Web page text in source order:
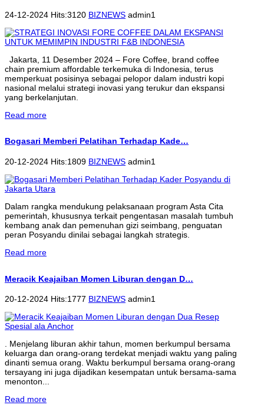
24-12-2024 Hits:3120 BIZNEWS admin1
Jakarta, 11 Desember 2024 – Fore Coffee, brand coffee
chain premium affordable terkemuka di Indonesia, terus
memperkuat posisinya sebagai pelopor dalam industri kopi
nasional melalui strategi inovasi yang terukur dan ekspansi
yang berkelanjutan.
Read more
Bogasari Memberi Pelatihan Terhadap Kade…
20-12-2024 Hits:1809 BIZNEWS admin1
Dalam rangka mendukung pelaksanaan program Asta Cita
pemerintah, khususnya terkait pengentasan masalah tumbuh
kembang anak dan pemenuhan gizi seimbang, penguatan
peran Posyandu dinilai sebagai langkah strategis.
Read more
Meracik Keajaiban Momen Liburan dengan D…
20-12-2024 Hits:1777 BIZNEWS admin1
. Menjelang liburan akhir tahun, momen berkumpul bersama
keluarga dan orang-orang terdekat menjadi waktu yang paling
dinanti semua orang. Waktu berkumpul bersama orang-orang
tersayang ini juga dijadikan kesempatan untuk bersama-sama
menonton...
Read more